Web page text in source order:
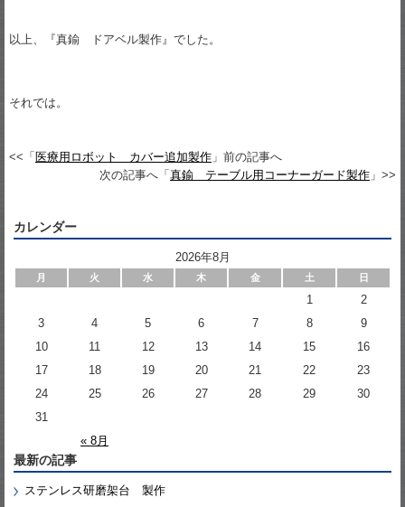
以上、『真鍮 ドアベル製作』でした。
それでは。
<<「 医療用ロボット カバー追加製作 」前の記事へ
次の記事へ「 真鍮 テーブル用コーナーガード製作 」>>
カレンダー
2026年8月
月 火 水 木 金 土 日
« 8月
1
2
3
4 5 6 7 8
9
10
11 12 13 14 15
16
17
18 19 20 21 22
23
24
25 26 27 28 29
30
31
最新の記事
ステンレス研磨架台 製作